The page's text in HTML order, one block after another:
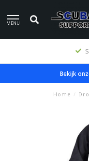
MENU
Bekijk
Home /